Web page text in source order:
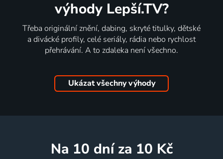
výhody Lepší.TV?
Třeba originální znění, dabing, skryté titulky, dětské
a divácké profily, celé seriály, rádia nebo rychlost
přehrávání. A to zdaleka není všechno.
Ukázat všechny výhody
na 10 dní za 10 Kč